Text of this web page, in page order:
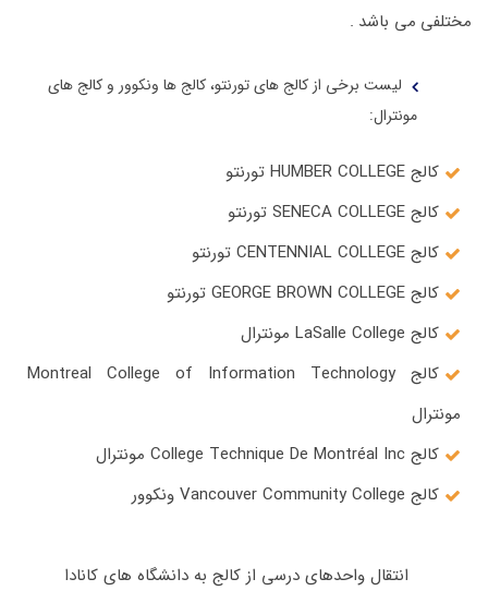
مختلفی می باشد .
لیست برخی از کالج های تورنتو، کالج ها ونکوور و کالج های
مونترال:
کالج HUMBER COLLEGE تورنتو
کالج SENECA COLLEGE تورنتو
کالج CENTENNIAL COLLEGE تورنتو
کالج GEORGE BROWN COLLEGE تورنتو
کالج LaSalle College مونترال
کالج Montreal College of Information Technology
مونترال
کالج College Technique De Montréal Inc مونترال
کالج Vancouver Community College ونکوور
انتقال واحدهای درسی از کالج به دانشگاه های کانادا